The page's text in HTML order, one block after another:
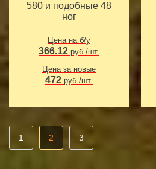
580 и подобные 48
ног
Цена на б/у
366.12 руб./шт.
Цена за новые
472 руб./шт.
1 2 3